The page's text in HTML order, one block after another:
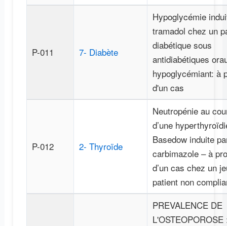
P-011 7- Diabète
Hypoglycémie
tramadol chez un
diabétique sous
antidiabétiques
hypoglycémiant: à
d'un cas
P-012 2- Thyroïde
Neutropénie au
d’une
Basedow induite
carbimazole – à
d’un cas chez un
patient non
PREVALENCE DE
L'OSTEOPOROSE